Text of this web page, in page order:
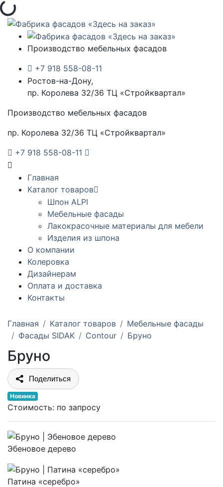
Загрузка...
Производство мебельных фасадов
+7 918 558-08-11
Ростов-на-Дону,
пр. Королева 32/36 ТЦ «Стройквартал»
Производство мебельных фасадов
пр. Королева 32/36 ТЦ «Стройквартал»
+7 918 558-08-11
Главная
Каталог товаров
Шпон ALPI
Мебельные фасады
Лакокрасочные материалы для мебели
Изделия из шпона
О компании
Колеровка
Дизайнерам
Оплата и доставка
Контакты
Главная Каталог товаров
Мебельные фасады
Фасады SIDAK
Contour Бруно
Бруно
Поделиться
Новинка
Стоимость: по запросу
Эбеновое дерево
Патина «серебро»